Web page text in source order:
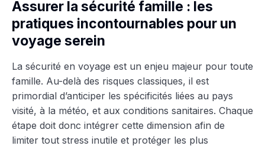
Assurer la sécurité famille : les
pratiques incontournables pour un
voyage serein
La sécurité en voyage est un enjeu majeur pour toute
famille. Au-delà des risques classiques, il est
primordial d’anticiper les spécificités liées au pays
visité, à la météo, et aux conditions sanitaires. Chaque
étape doit donc intégrer cette dimension afin de
limiter tout stress inutile et protéger les plus